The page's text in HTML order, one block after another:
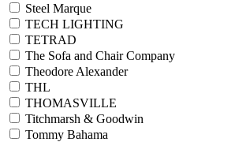
Steel Marque
TECH LIGHTING
TETRAD
The Sofa and Chair Company
Theodore Alexander
THL
THOMASVILLE
Titchmarsh & Goodwin
Tommy Bahama